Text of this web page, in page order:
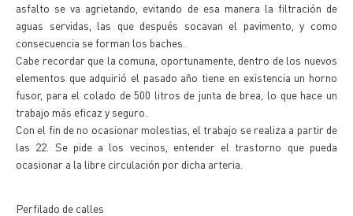
asfalto se va agrietando, evitando de esa manera la filtración de
aguas servidas, las que después socavan el pavimento, y como
consecuencia se forman los baches.
Cabe recordar que la comuna, oportunamente, dentro de los nuevos
elementos que adquirió el pasado año tiene en existencia un horno
fusor, para el colado de 500 litros de junta de brea, lo que hace un
trabajo más eficaz y seguro.
Con el fin de no ocasionar molestias, el trabajo se realiza a partir de
las 22. Se pide a los vecinos, entender el trastorno que pueda
ocasionar a la libre circulación por dicha arteria.
Perfilado de calles